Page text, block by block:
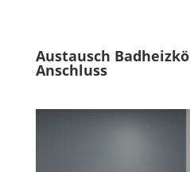
Austausch
Anschluss